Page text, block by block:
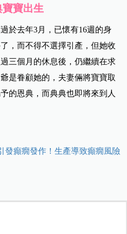
寶出生
於去年3月，已懷有16週的身
，而不得不選擇引產，但她收
三個月的休息後，仍繼續在求
是眷顧她的，夫妻倆將寶寶取
的恩典，而典典也即將來到人
發癲癇發作！生產導致癲癇風險